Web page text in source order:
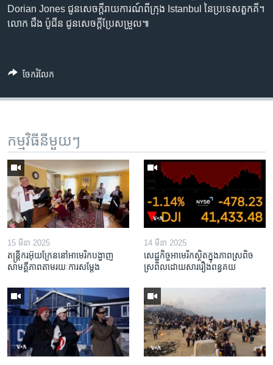
Dorian Jones ជូន​សេចក្តី​រាយការណ៍​ពី​ក្រុង Istanbul ​នៃ​ប្រទេស​តួកគី។
លោក ជឹង ប៉ូជីន ជូន​សេចក្តី​ប្រែសម្រួល៕
ចែករំលែក
កម្មវិធី​នីមួយៗ
15 មីនា 2025
តន្ត្រីករ​អ៊ុយក្រែន​នៅ​អាមេរិក​បង្ហាញ​
សាមគ្គីភាព​តាម​រយៈ​ការសម្តែង
14 មីនា 2025
សេដ្ឋកិច្ច​អាមេរិក​ស្ថិត​ក្នុង​ភាពស្រពិច
ស្រពិល​ដោយសារ​រឿង​ពន្ធគយ